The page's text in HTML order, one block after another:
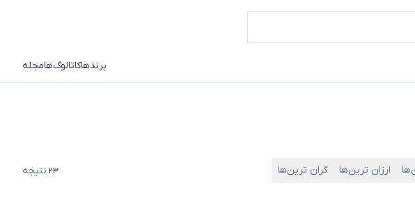
برندهاکاتالوگ‌هامجله
ارزان ترین‌ها گران ترین‌ها 23 نتیجه